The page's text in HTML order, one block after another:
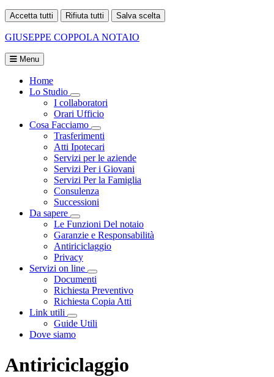
Accetta tutti Rifiuta tutti Salva scelta
GIUSEPPE COPPOLA NOTAIO
Menu
Home
Lo Studio
Visualizza menù di secondo livello
I collaboratori
Orari Ufficio
Cosa Facciamo
Visualizza menù di secondo livello
Trasferimenti
Atti Ipotecari
Servizi per le aziende
Servizi Per i Giovani
Servizi Per la Famiglia
Consulenza
Successioni
Da sapere
Visualizza menù di secondo livello
Le Funzioni Del notaio
Garanzie e Responsabilità
Antiriciclaggio
Privacy
Servizi on line
Visualizza menù di secondo livello
Documenti
Richiesta Preventivo
Richiesta Copia Atti
Link utili
Visualizza menù di secondo livello
Guide Utili
Dove siamo
Antiriciclaggio